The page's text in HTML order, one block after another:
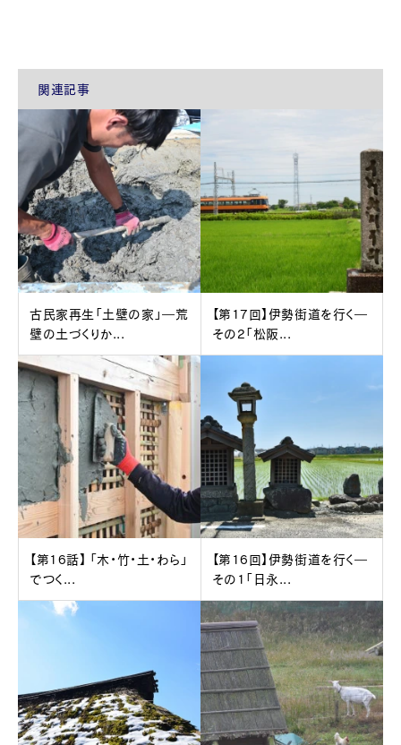
関連記事
古民家再生「土壁の家」―荒
壁の土づくりか...
【第17回】伊勢街道を行く―
その2「松阪...
【第16話】 「木・竹・土・わら」
でつく...
【第16回】伊勢街道を行く―
その1「日永...